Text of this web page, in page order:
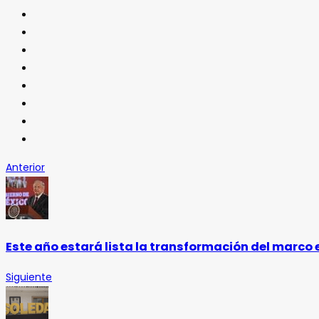
Anterior
Este año estará lista la transformación del marco
Siguiente